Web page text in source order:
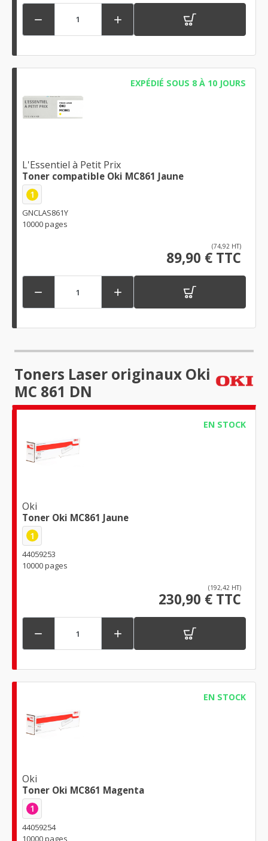
 
EXPÉDIÉ SOUS 8 À 10 JOURS
L'Essentiel à Petit Prix
Toner compatible Oki MC861 Jaune
1
GNCLAS861Y
10000 pages
(74,92 HT)
89,90 € TTC
 
Toners Laser originaux Oki
MC 861 DN
EN STOCK
Oki
Toner Oki MC861 Jaune
1
44059253
10000 pages
(192,42 HT)
230,90 € TTC
 
EN STOCK
Oki
Toner Oki MC861 Magenta
1
44059254
10000 pages